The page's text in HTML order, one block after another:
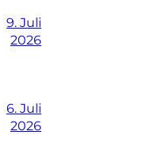
9. Juli
2026
6. Juli
2026